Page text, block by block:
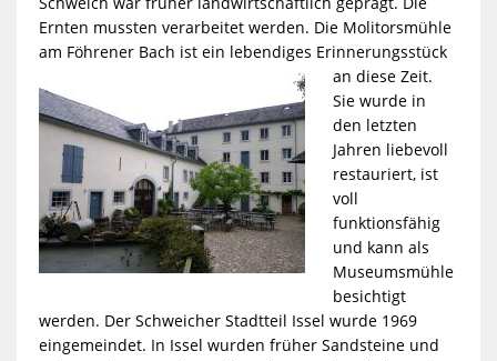
Ernten mussten verarbeitet werden. Die Molitorsmühle
am Föhrener Bach ist ein lebendiges Erinnerungsstück
an diese Zeit.
Sie wurde in
den letzten
Jahren liebevoll
restauriert, ist
voll
funktionsfähig
und kann als
Museumsmühle
besichtigt
werden. Der Schweicher Stadtteil Issel wurde 1969
eingemeindet. In Issel wurden früher Sandsteine und